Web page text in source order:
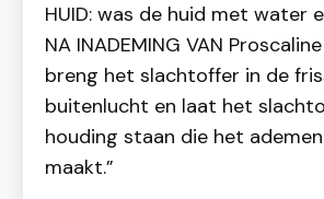
HUID: was de huid met water
NA INADEMING VAN
breng het slachtoffer in de
buitenlucht en laat het
houding staan die het
maakt.”